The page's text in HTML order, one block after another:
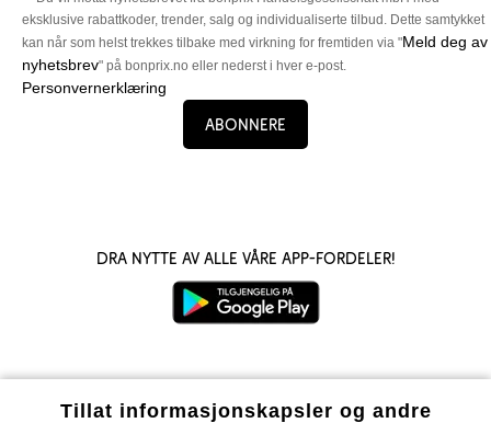
eksklusive rabattkoder, trender, salg og individualiserte tilbud. Dette samtykket
kan når som helst trekkes tilbake med virkning for fremtiden via "Meld deg av
nyhetsbrev" på bonprix.no eller nederst i hver e-post.
Personvernerklæring
Abonnere
Dra nytte av alle våre app-fordeler!
Våre betalingsalternativer
Tillat informasjonskapsler og andre